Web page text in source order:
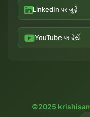
LinkedIn पर जुड़ें
YouTube पर देखें
©2025